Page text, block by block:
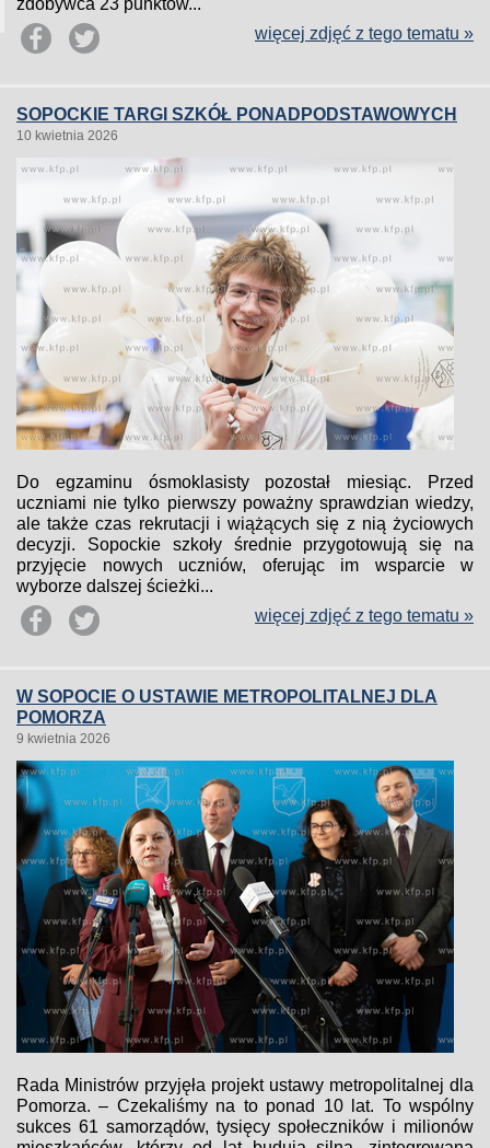
zdobywca 23 punktów...
więcej zdjęć z tego tematu »
SOPOCKIE TARGI SZKÓŁ PONADPODSTAWOWYCH
10 kwietnia 2026
Do egzaminu ósmoklasisty pozostał miesiąc. Przed
uczniami nie tylko pierwszy poważny sprawdzian wiedzy,
ale także czas rekrutacji i wiążących się z nią życiowych
decyzji. Sopockie szkoły średnie przygotowują się na
przyjęcie nowych uczniów, oferując im wsparcie w
wyborze dalszej ścieżki...
więcej zdjęć z tego tematu »
W SOPOCIE O USTAWIE METROPOLITALNEJ DLA
POMORZA
9 kwietnia 2026
Rada Ministrów przyjęła projekt ustawy metropolitalnej dla
Pomorza. – Czekaliśmy na to ponad 10 lat. To wspólny
sukces 61 samorządów, tysięcy społeczników i milionów